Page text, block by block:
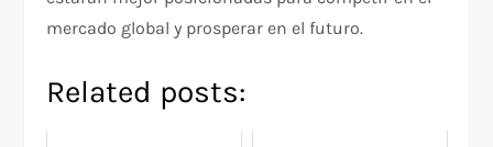
mercado global y prosperar en el futuro.
Related posts: